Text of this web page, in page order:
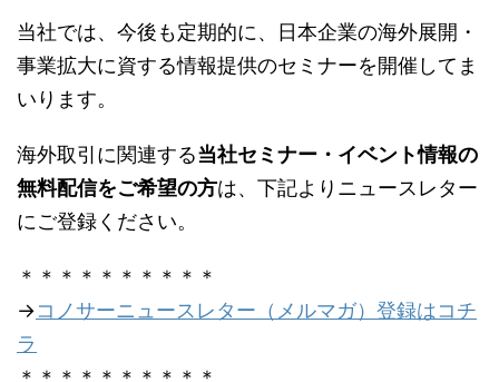
当社では、今後も定期的に、日本企業の海外展開・
事業拡大に資する情報提供のセミナーを開催してま
いります。
海外取引に関連する当社セミナー・イベント情報の
無料配信をご希望の方は、下記よりニュースレター
にご登録ください。
＊＊＊＊＊＊＊＊＊＊
→コノサーニュースレター（メルマガ）登録はコチ
ラ
＊＊＊＊＊＊＊＊＊＊